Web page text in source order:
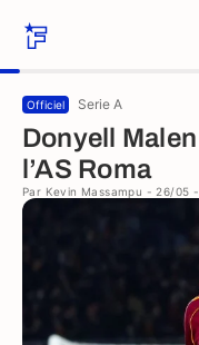
Officiel Serie A
Donyell
l’AS Roma
Par Kevin Massampu - 26/05